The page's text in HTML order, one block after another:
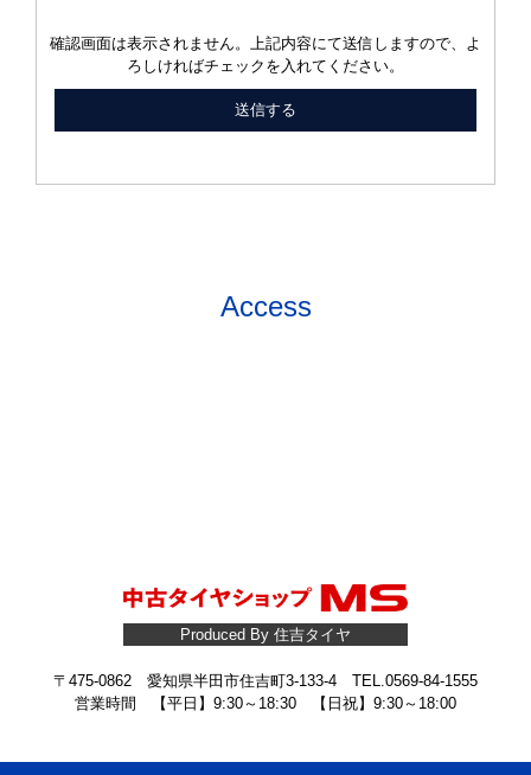
確認画面は表示されません。上記内容にて送信しますので、よ
ろしければチェックを入れてください。
Access
Produced By 住吉タイヤ
〒475-0862 愛知県半田市住吉町3-133-4 TEL.0569-84-1555
営業時間 【平日】9:30～18:30 【日祝】9:30～18:00